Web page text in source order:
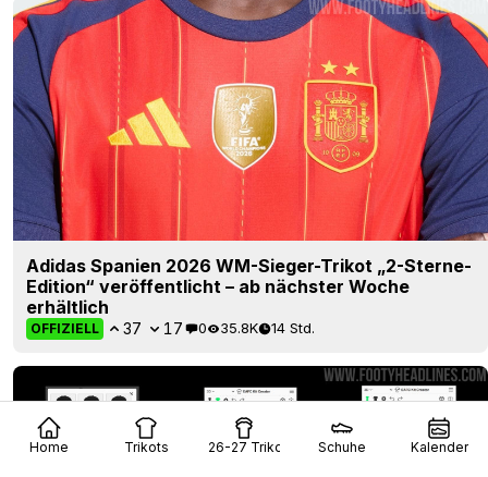
Home Trikots 26-27 Trikots Schuhe Kalender
Adidas Spanien 2026 WM-Sieger-Trikot „2-Sterne-
Edition“ veröffentlicht – ab nächster Woche
erhältlich
OFFIZIELL 37 17 0 35.8K 14 Std.